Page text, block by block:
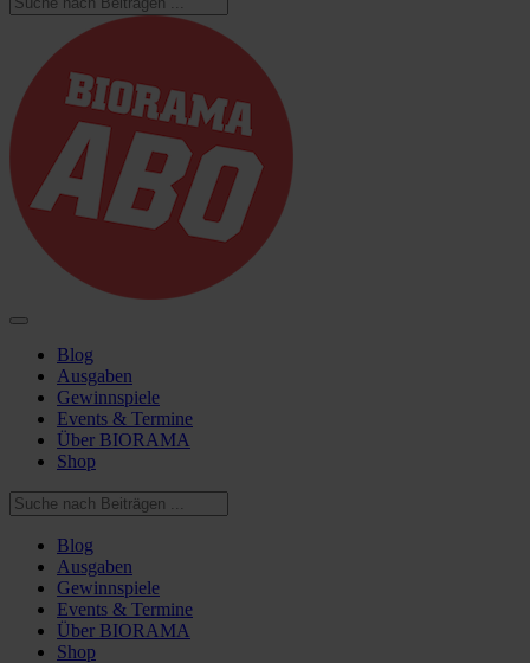
Blog
Ausgaben
Gewinnspiele
Events & Termine
Über BIORAMA
Shop
Blog
Ausgaben
Gewinnspiele
Events & Termine
Über BIORAMA
Shop